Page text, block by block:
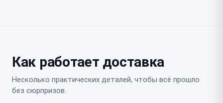
Как работает доставка
Несколько практических деталей, чтобы всё прошло
без сюрпризов.